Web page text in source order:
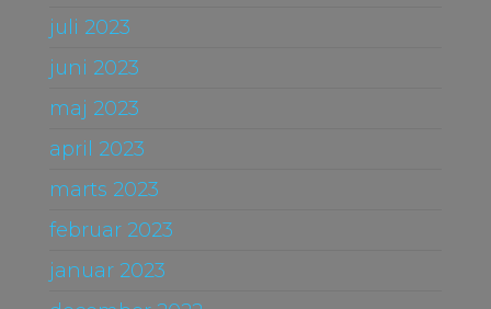
juli 2023
juni 2023
maj 2023
april 2023
marts 2023
februar 2023
januar 2023